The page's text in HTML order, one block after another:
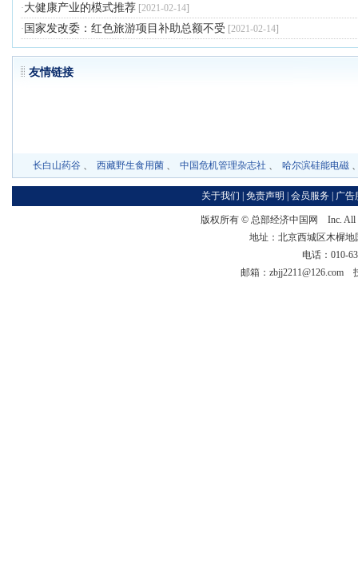
·大健康产业的模式推荐 [2021-02-14]
· 国家发改委：红色旅游项目补助总额不受 [2021-02-14]
友情链
长白山药谷 、 西藏野生食用菌 、 中国危机管理杂志社 、 哈尔滨硅能电磁
关于我们 免责声明 会员服务 广告
版权所有 © 总部经济中国网
Inc. All
地址：北京西城区木樨
电话：010-
邮箱：zbjj2211@126.com